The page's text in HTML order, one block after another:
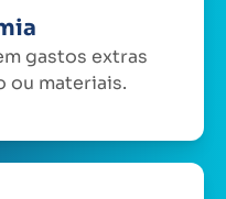
gastos extras
ou materiais.